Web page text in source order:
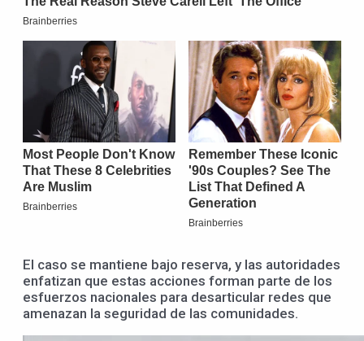
El caso se mantiene bajo reserva, y las autoridades
enfatizan que estas acciones forman parte de los
esfuerzos nacionales para desarticular redes que
amenazan la seguridad de las comunidades.